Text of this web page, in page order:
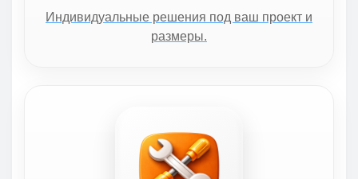
Индивидуальные решения под ваш проект и
размеры.